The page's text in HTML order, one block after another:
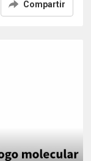
Compartir